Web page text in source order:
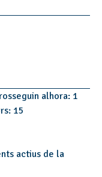
alhora: 1
15
actius de la